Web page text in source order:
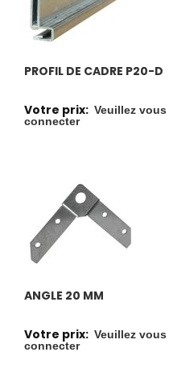
PROFIL DE CADRE P20-D
Votre prix: Veuillez vous
connecter
ANGLE 20 MM
Votre prix: Veuillez vous
connecter